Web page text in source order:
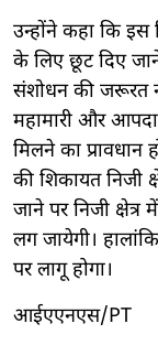
उन्होंने कहा कि
के लिए छूट दिए जाने
संशोधन की जरूरत
महामारी और
मिलने का प्रावधान
की शिकायत निजी
जाने पर निजी
लग जायेगी।
पर लागू होगा।
आईएएनएस/PT